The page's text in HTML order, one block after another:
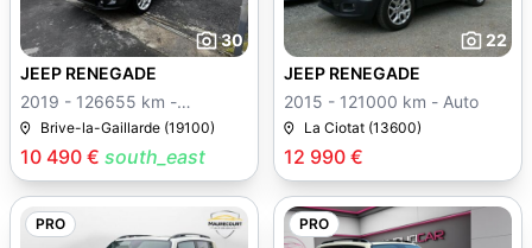
30
10 490 € south_east
JEEP RENEGADE
2019 - 126655 km -
Manuelle
Brive-la-Gaillarde (19100)
22
12 990 €
JEEP RENEGADE
2015 - 121000 km - Auto
La Ciotat (13600)
PRO PRO